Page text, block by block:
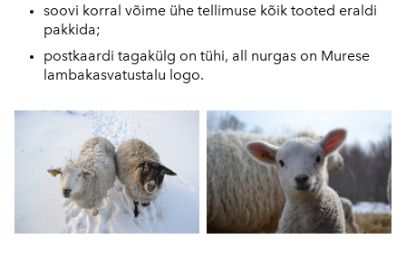
soovi korral võime ühe tellimuse kõik tooted eraldi
pakkida;
postkaardi tagakülg on tühi, all nurgas on Murese
lambakasvatustalu logo.